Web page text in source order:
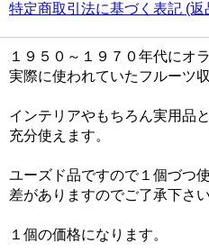
特定商取引法に基づく表記 (返
１９５０～１９７０年代にオ
実際に使われていたフルーツ
インテリアやもちろん実用品
充分使えます。
ユーズド品ですので１個づつ
差がありますのでご了承下さい
１個の価格になります。